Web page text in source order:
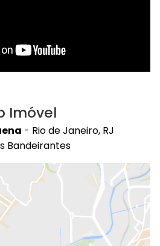
Imóvel
- Rio de Janeiro, RJ
Bandeirantes